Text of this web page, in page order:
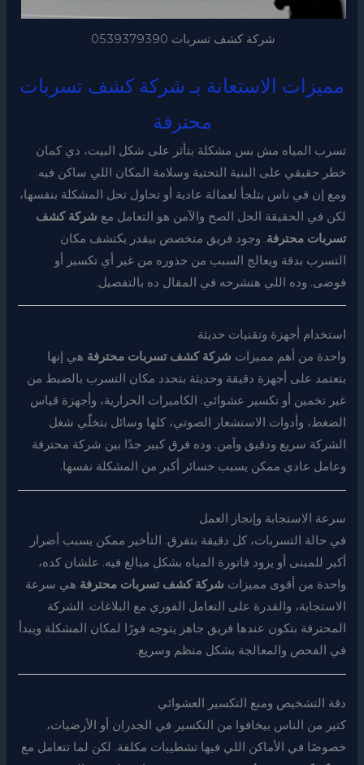
شركة كشف تسربات 0539379390
مميزات الاستعانة بـ شركة كشف تسربات
محترفة
تسرب المياه مش بس مشكلة بتأثر على شكل البيت، دي كمان
خطر حقيقي على البنية التحتية وسلامة المكان اللي ساكن فيه.
ومع إن في ناس بتلجأ لعمالة عادية أو تحاول تحل المشكلة بنفسها،
لكن في الحقيقة الحل الصح والآمن هو التعامل مع شركة كشف
تسربات محترفة. وجود فريق متخصص بيقدر يكتشف مكان
التسرب بدقة ويعالج السبب من جذوره من غير أي تكسير أو
فوضى. وده اللي هنشرحه في المقال ده بالتفصيل.
استخدام أجهزة وتقنيات حديثة
واحدة من أهم مميزات شركة كشف تسربات محترفة هي إنها
بتعتمد على أجهزة دقيقة وحديثة بتحدد مكان التسرب بالضبط من
غير تخمين أو تكسير عشوائي. الكاميرات الحرارية، وأجهزة قياس
الضغط، وأدوات الاستشعار الصوتي، كلها وسائل بتخلّي شغل
الشركة سريع ودقيق وآمن. وده فرق كبير جدًا بين شركة محترفة
وعامل عادي ممكن يسبب خسائر أكبر من المشكلة نفسها.
سرعة الاستجابة وإنجاز العمل
في حالة التسربات، كل دقيقة بتفرق. التأخير ممكن يسبب أضرار
أكبر للمبنى أو يزود فاتورة المياه بشكل مبالغ فيه. علشان كده،
واحدة من أقوى مميزات شركة كشف تسربات محترفة هي سرعة
الاستجابة، والقدرة على التعامل الفوري مع البلاغات. الشركة
المحترفة بتكون عندها فريق جاهز يتوجه فورًا لمكان المشكلة ويبدأ
في الفحص والمعالجة بشكل منظم وسريع.
دقة التشخيص ومنع التكسير العشوائي
كتير من الناس بيخافوا من التكسير في الجدران أو الأرضيات،
خصوصًا في الأماكن اللي فيها تشطيبات مكلفة. لكن لما تتعامل مع